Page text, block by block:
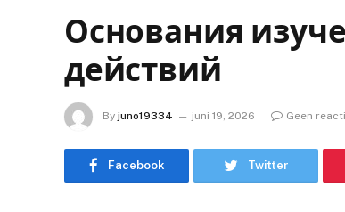
Основания
действий
By juno19334 juni 19, 2026 Geen
Facebook Twitter